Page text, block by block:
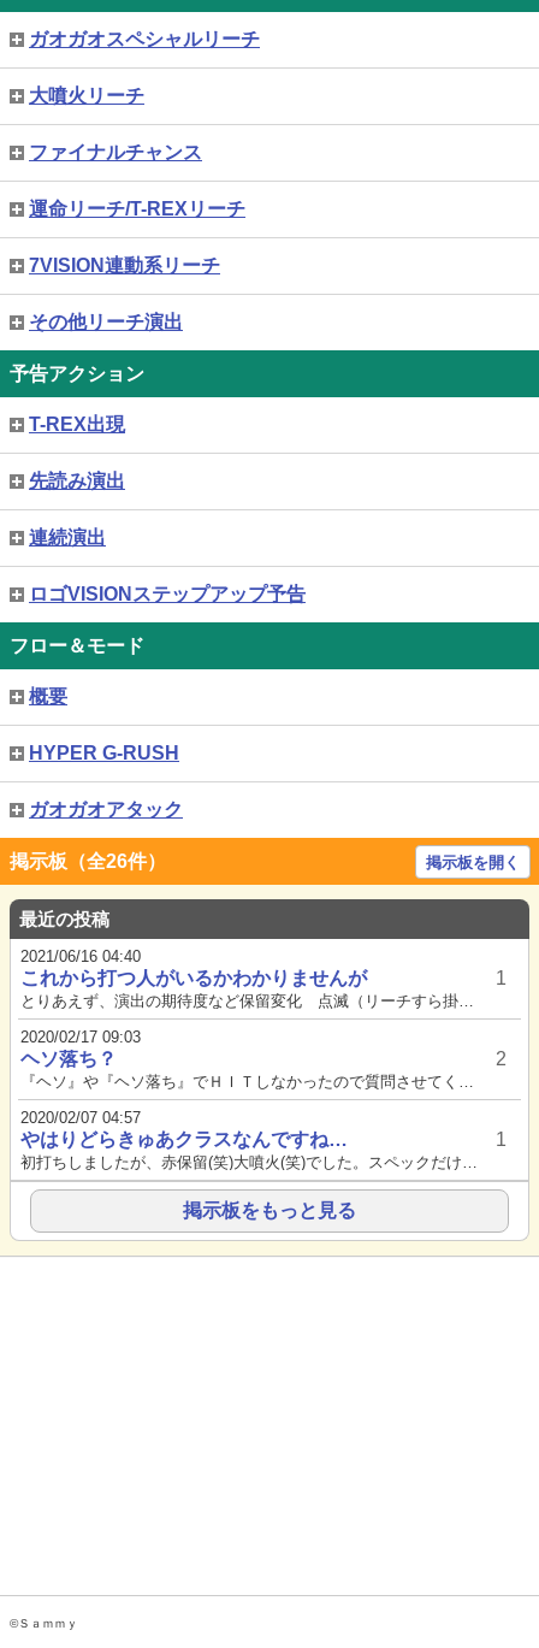
ガオガオスペシャルリーチ
大噴火リーチ
ファイナルチャンス
運命リーチ/T-REXリーチ
7VISION連動系リーチ
その他リーチ演出
予告アクション
T-REX出現
先読み演出
連続演出
ロゴVISIONステップアップ予告
フロー＆モード
概要
HYPER G-RUSH
ガオガオアタック
掲示板（全26件） 掲示板を開く
最近の投稿
2021/06/16 04:40
これから打つ人がいるかわかりませんが
とりあえず、演出の期待度など保留変化 点滅（リーチすら掛からないこともあるが、当たる時によく絡む。期待度3％ぐらい。保留...
1
2020/02/17 09:03
ヘソ落ち？
『ヘソ』や『ヘソ落ち』でＨＩＴしなかったので質問させてください。先日、やっとこさラッシュに入れてＶ入賞を確認してからトイ...
2
2020/02/07 04:57
やはりどらきゅあクラスなんですね…
初打ちしましたが、赤保留(笑)大噴火(笑)でした。スペックだけ把握してましたが、演出バランス知識皆無で挑むも100回転回...
1
掲示板をもっと見る
©Ｓａｍｍｙ